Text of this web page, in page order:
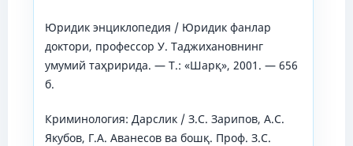
Юридик энциклопедия / Юридик фанлар
доктори, профессор У. Таджихановнинг
умумий таҳририда. — Т.: «Шарқ», 2001. — 656
б.
Криминология: Дарслик / З.С. Зарипов, А.С.
Якубов, Г.А. Аванесов ва бошқ. Проф. З.С.